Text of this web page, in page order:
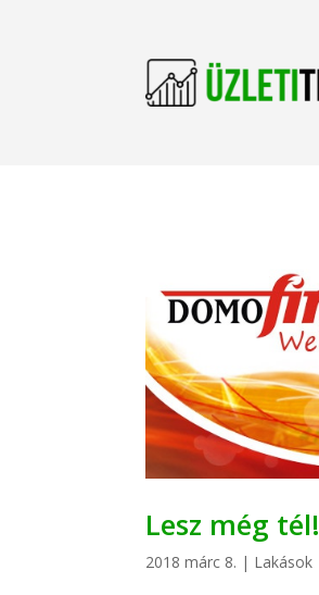
Lesz még tél!
2018 márc 8. | Lakások